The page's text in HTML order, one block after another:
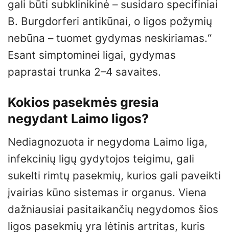
gali būti subklinikinė – susidaro specifiniai
B. Burgdorferi antikūnai, o ligos požymių
nebūna – tuomet gydymas neskiriamas.“
Esant simptominei ligai, gydymas
paprastai trunka 2–4 savaites.
Kokios pasekmės gresia
negydant Laimo ligos?
Nediagnozuota ir negydoma Laimo liga,
infekcinių ligų gydytojos teigimu, gali
sukelti rimtų pasekmių, kurios gali paveikti
įvairias kūno sistemas ir organus. Viena
dažniausiai pasitaikančių negydomos šios
ligos pasekmių yra lėtinis artritas, kuris